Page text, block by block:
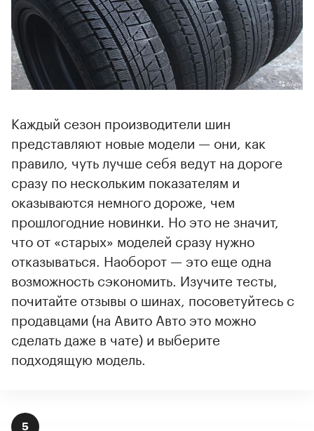
Каждый сезон производители шин
представляют новые модели — они, как
правило, чуть лучше себя ведут на дороге
сразу по нескольким показателям и
оказываются немного дороже, чем
прошлогодние новинки. Но это не значит,
что от «старых» моделей сразу нужно
отказываться. Наоборот — это еще одна
возможность сэкономить. Изучите тесты,
почитайте отзывы о шинах, посоветуйтесь с
продавцами (на Авито Авто это можно
сделать даже в чате) и выберите
подходящую модель.
5